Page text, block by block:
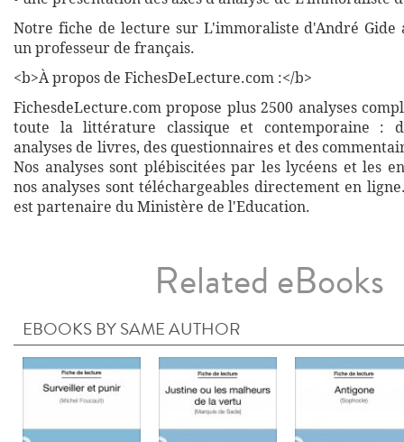
Notre fiche de lecture sur L'immoraliste d'André Gide
un professeur de français.
<b>À propos de FichesDeLecture.com :</b>
FichesdeLecture.com propose plus 2500 analyses
toute la littérature classique et contemporaine :
analyses de livres, des questionnaires et des
Nos analyses sont plébiscitées par les lycéens et les
nos analyses sont téléchargeables directement en
est partenaire du Ministère de l'Education.
Related eBooks
EBOOKS BY SAME AUTHOR